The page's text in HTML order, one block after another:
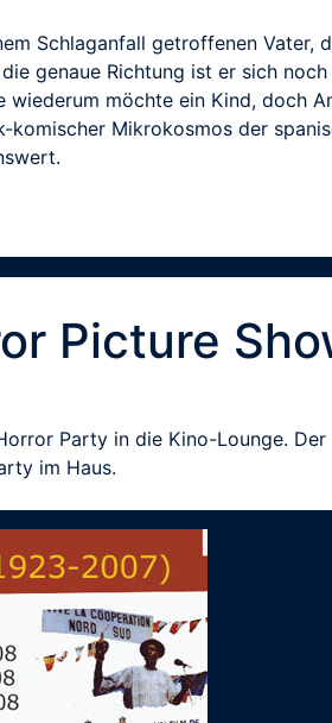
Schlaganfall getroffenen Vater,
genaue Richtung ist er sich
möchte ein Kind, doch
Mikrokosmos der
Picture
Party in die Kino-Lounge.
im Haus.